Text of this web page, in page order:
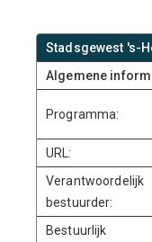
Stadsgewest 's-
Algemene
Programma:
URL:
Verantwoordelijk
bestuurder:
Bestuurlijk